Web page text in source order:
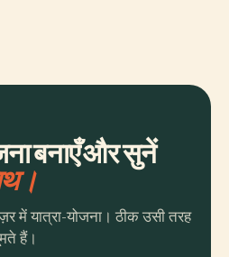
बनाएँ और सुनें
में यात्रा-योजना। ठीक उसी तरह
हैं।